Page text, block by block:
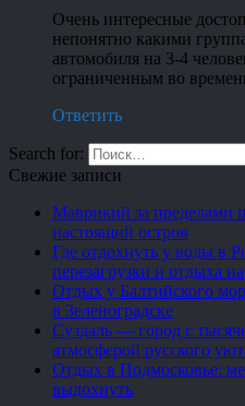
Очень интересные
непонятно какими
автомобиля на 3-4
ограниченным во
Ответить
Search for:
Свежие записи
Маврикий за пределами
настоящий остров
Где отдохнуть у воды в
перезагрузки и отдыха
Отдых у Балтийского
в Зеленоградске
Суздаль — город с
атмосферой русского
Отдых в Подмосковье:
выдохнуть